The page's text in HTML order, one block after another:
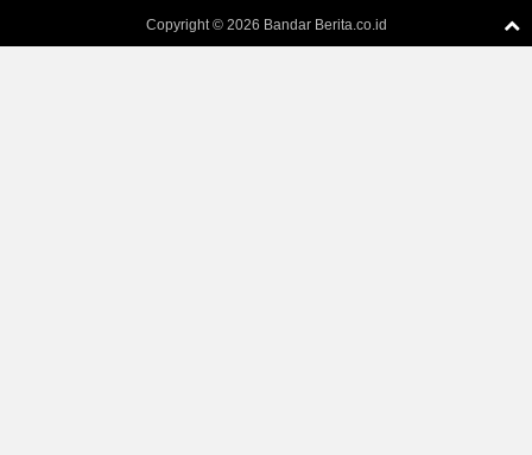
Copyright © 2026 Bandar Berita.co.id